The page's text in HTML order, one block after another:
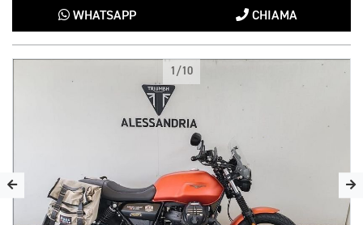
WHATSAPP CHIAMA
1/10